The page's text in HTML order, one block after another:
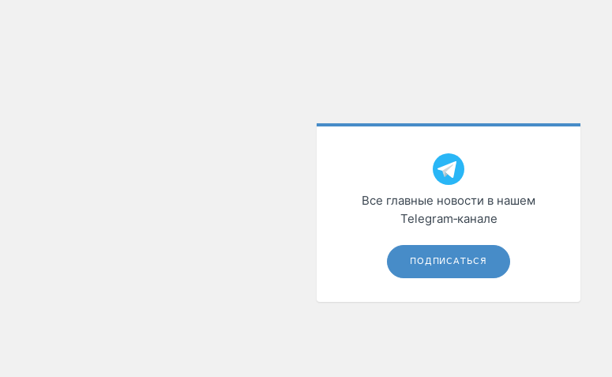
Все главные новости в нашем
Telegram‑канале
ПОДПИСАТЬСЯ